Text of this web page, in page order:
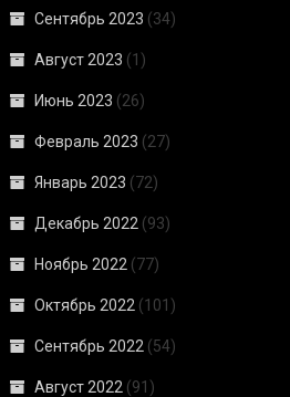
Сентябрь 2023 (34)
Август 2023 (1)
Июнь 2023 (26)
Февраль 2023 (27)
Январь 2023 (72)
Декабрь 2022 (93)
Ноябрь 2022 (77)
Октябрь 2022 (101)
Сентябрь 2022 (54)
Август 2022 (91)